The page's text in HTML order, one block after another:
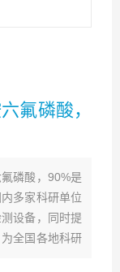
氟磷酸，
磷酸，90%是
多家科研单位
设备，同时提
全国各地科研